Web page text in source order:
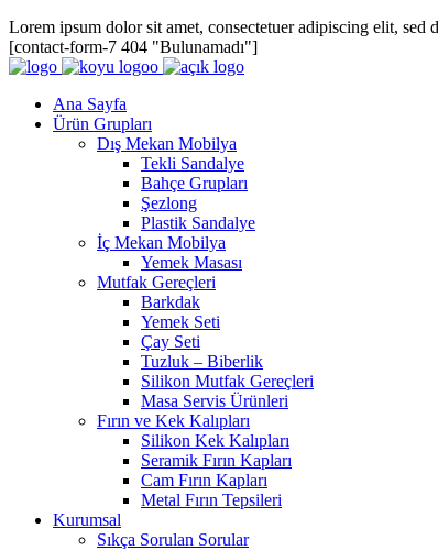
Lorem ipsum dolor sit amet, consectetuer adipiscing elit,
[contact-form-7 404 "Bulunamadı"]
Ana Sayfa
Ürün Grupları
Dış Mekan Mobilya
Tekli Sandalye
Bahçe Grupları
Şezlong
Plastik Sandalye
İç Mekan Mobilya
Yemek Masası
Mutfak Gereçleri
Barkdak
Yemek Seti
Çay Seti
Tuzluk – Biberlik
Silikon Mutfak Gereçleri
Masa Servis Ürünleri
Fırın ve Kek Kalıpları
Silikon Kek Kalıpları
Seramik Fırın Kapları
Cam Fırın Kapları
Metal Fırın Tepsileri
Kurumsal
Sıkça Sorulan Sorular